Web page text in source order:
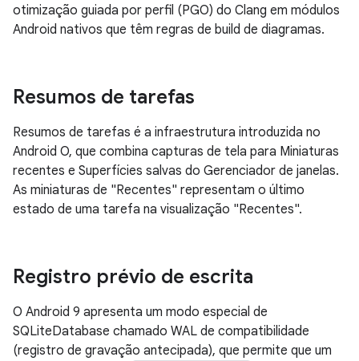
otimização guiada por perfil (PGO) do Clang em módulos
Android nativos que têm regras de build de diagramas.
Resumos de tarefas
Resumos de tarefas é a infraestrutura introduzida no
Android O, que combina capturas de tela para Miniaturas
recentes e Superfícies salvas do Gerenciador de janelas.
As miniaturas de "Recentes" representam o último
estado de uma tarefa na visualização "Recentes".
Registro prévio de escrita
O Android 9 apresenta um modo especial de
SQLiteDatabase chamado WAL de compatibilidade
(registro de gravação antecipada), que permite que um